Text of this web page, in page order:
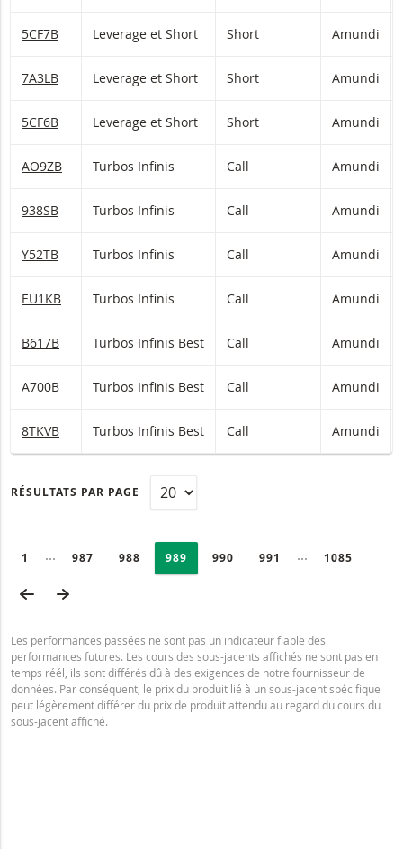
5CF7B Leverage et Short Short Amundi
7A3LB Leverage et Short Short Amundi
5CF6B Leverage et Short Short Amundi
AO9ZB Turbos Infinis Call Amundi
938SB Turbos Infinis Call Amundi
Y52TB Turbos Infinis Call Amundi
EU1KB Turbos Infinis Call Amundi
B617B Turbos Infinis Best Call Amundi
A700B Turbos Infinis Best Call Amundi
8TKVB Turbos Infinis Best Call Amundi
RÉSULTATS PAR PAGE
PAGE
1 Collapsed pages
PAGE
987 PAGE
988 Selected:
PAGE
989 PAGE
990 PAGE
991 Collapsed
DERNIÈRE
1085
PAGE PRÉCÉDENTE
Les performances passées ne sont pas un indicateur fiable des
performances futures. Les cours des sous-jacents affichés ne sont pas en
temps réél, ils sont différés dû à des exigences de notre fournisseur de
données. Par conséquent, le prix du produit lié à un sous-jacent spécifique
peut légèrement différer du prix de produit attendu au regard du cours du
sous-jacent affiché.